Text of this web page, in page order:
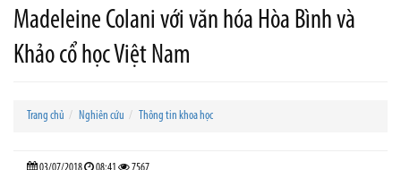
Madeleine Colani với văn hóa Hòa Bình và
Khảo cổ học Việt Nam
Trang chủ Nghiên cứu Thông tin khoa học